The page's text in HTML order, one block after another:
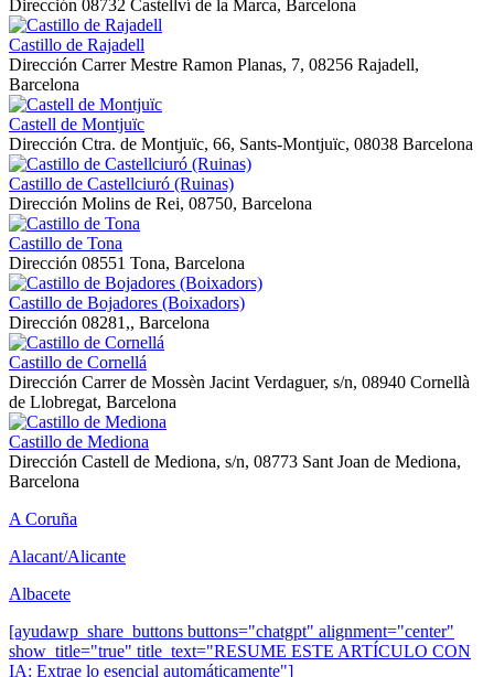
Dirección 08732 Castellví de la Marca, Barcelona
Castillo de Rajadell
Dirección Carrer Mestre Ramon Planas, 7, 08256 Rajadell,
Barcelona
Castell de Montjuïc
Dirección Ctra. de Montjuïc, 66, Sants-Montjuïc, 08038 Barcelona
Castillo de Castellciuró (Ruinas)
Dirección Molins de Rei, 08750, Barcelona
Castillo de Tona
Dirección 08551 Tona, Barcelona
Castillo de Bojadores (Boixadors)
Dirección 08281,, Barcelona
Castillo de Cornellá
Dirección Carrer de Mossèn Jacint Verdaguer, s/n, 08940 Cornellà
de Llobregat, Barcelona
Castillo de Mediona
Dirección Castell de Mediona, s/n, 08773 Sant Joan de Mediona,
Barcelona
A Coruña
Alacant/Alicante
Albacete
[ayudawp_share_buttons buttons="chatgpt" alignment="center"
show_title="true" title_text="RESUME ESTE ARTÍCULO CON
IA: Extrae lo esencial automáticamente"]